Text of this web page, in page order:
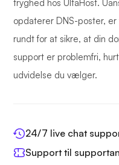
tryghed hos UltaHost.
opdaterer DNS-poster,
rundt for at sikre, at din
support er problemfri,
udvidelse du vælger.
24/7 live chat
Support til